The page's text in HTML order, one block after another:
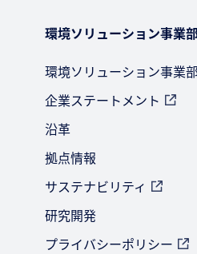
環境ソリューション事業
環境ソリューション事業
企業ステートメント
沿革
拠点情報
サステナビリティ
研究開発
プライバシーポリシー